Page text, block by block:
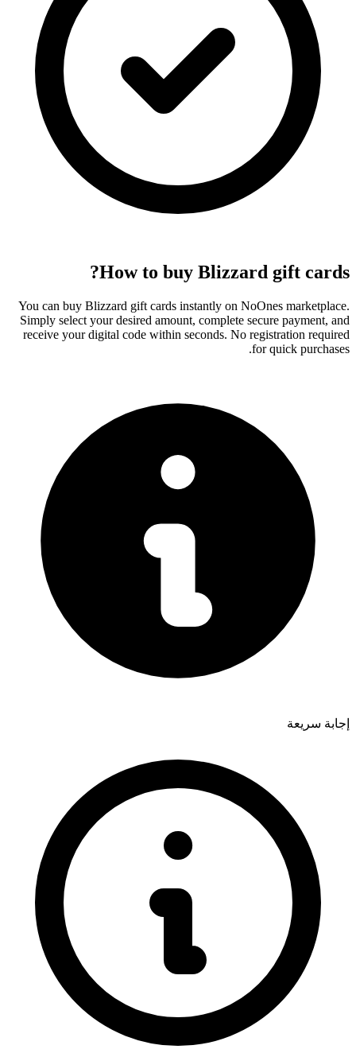
How to buy Blizzard gift cards?
You can buy Blizzard gift cards instantly on NoOnes marketplace.
Simply select your desired amount, complete secure payment, and
receive your digital code within seconds. No registration required
for quick purchases.
إجابة سريعة